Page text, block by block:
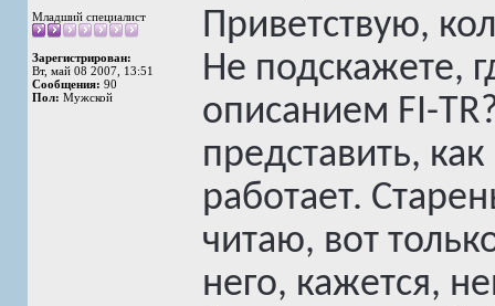
Младший специалист
Зарегистрирован:
Вт, май 08 2007, 13:51
Сообщения: 90
Пол: Мужской
Приветствую,
Не подскажете,
описанием FI-
представить,
работает.
читаю, вот
него, кажется,